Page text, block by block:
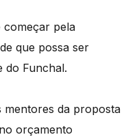
começar pela
que possa ser
do Funchal.
mentores da proposta
orçamento